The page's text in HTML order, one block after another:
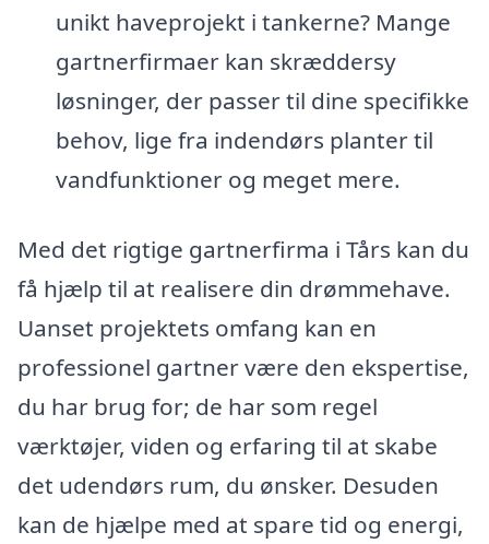
unikt haveprojekt i tankerne? Mange
gartnerfirmaer kan skræddersy
løsninger, der passer til dine specifikke
behov, lige fra indendørs planter til
vandfunktioner og meget mere.
Med det rigtige gartnerfirma i Tårs kan du
få hjælp til at realisere din drømmehave.
Uanset projektets omfang kan en
professionel gartner være den ekspertise,
du har brug for; de har som regel
værktøjer, viden og erfaring til at skabe
det udendørs rum, du ønsker. Desuden
kan de hjælpe med at spare tid og energi,